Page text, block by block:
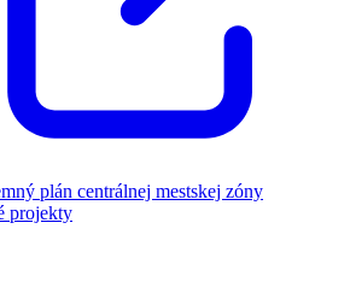
plán centrálnej mestskej zóny
projekty